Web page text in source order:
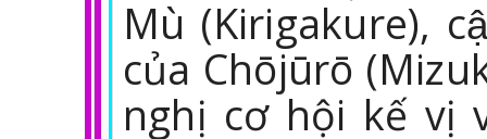
Mù (Kirigakure),
của Chōjūrō
nghị cơ hội kế vị